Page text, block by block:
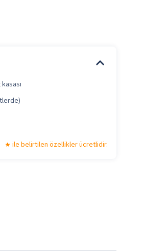
ile belirtilen özellikler ücretlidir.